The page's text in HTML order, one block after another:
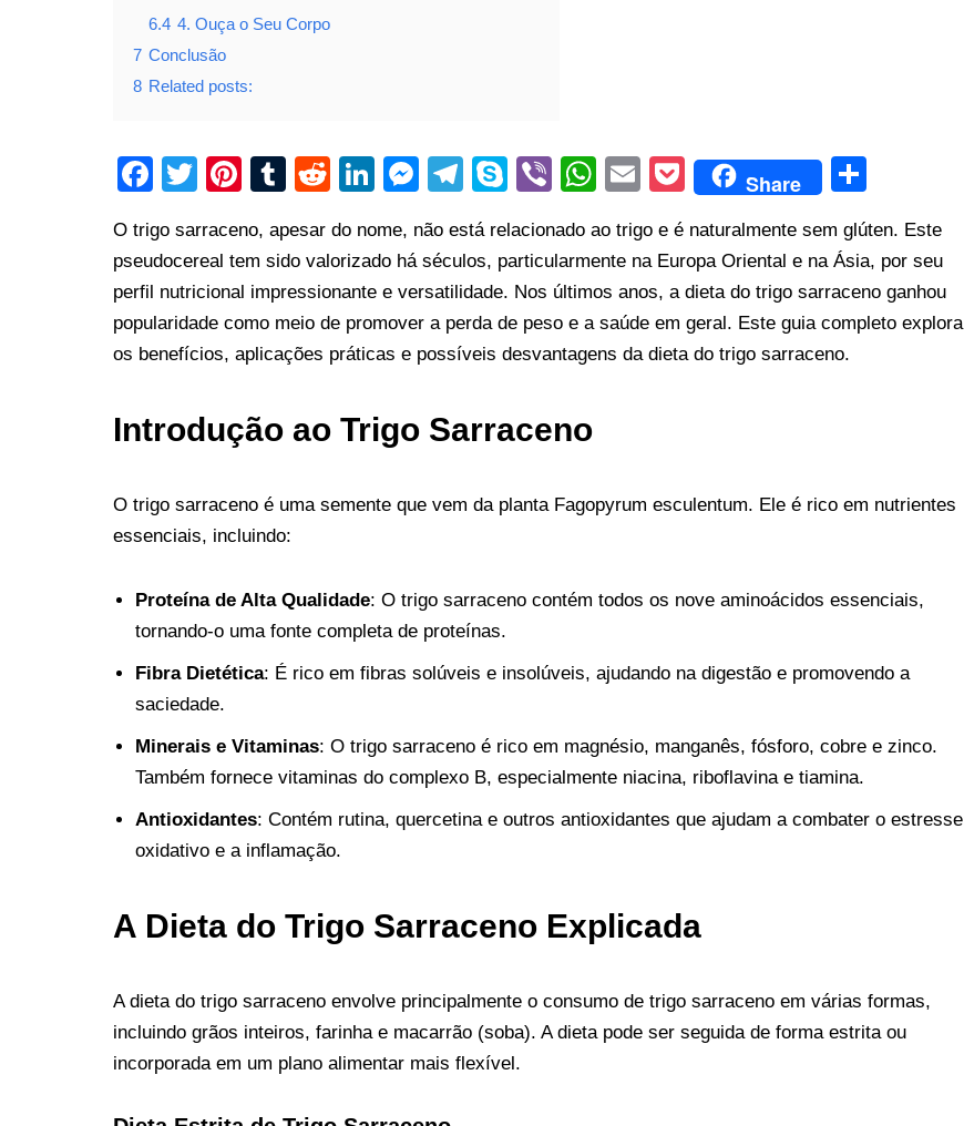
6.4 4. Ouça o Seu Corpo
7 Conclusão
8 Related posts:
F
c
e
b
o
k
T
tt
er
Pi
er
e
st
T
m
bl
r
R
d
di
t
Li
k
e
dI
n
M
ss
e
n
g
T
e
gr
a
m
S
p
e
Vi
er
W
at
s
A
p
E
ail
P
ck
et
Share
ar
e
O trigo sarraceno, apesar do nome, não está relacionado ao trigo e é naturalmente sem glúten. Este
pseudocereal tem sido valorizado há séculos, particularmente na Europa Oriental e na Ásia, por seu
perfil nutricional impressionante e versatilidade. Nos últimos anos, a dieta do trigo sarraceno ganhou
popularidade como meio de promover a perda de peso e a saúde em geral. Este guia completo explora
os benefícios, aplicações práticas e possíveis desvantagens da dieta do trigo sarraceno.
Introdução ao Trigo Sarraceno
O trigo sarraceno é uma semente que vem da planta Fagopyrum esculentum. Ele é rico em nutrientes
essenciais, incluindo:
Proteína de Alta Qualidade: O trigo sarraceno contém todos os nove aminoácidos essenciais,
tornando-o uma fonte completa de proteínas.
Fibra Dietética: É rico em fibras solúveis e insolúveis, ajudando na digestão e promovendo a
saciedade.
Minerais e Vitaminas: O trigo sarraceno é rico em magnésio, manganês, fósforo, cobre e zinco.
Também fornece vitaminas do complexo B, especialmente niacina, riboflavina e tiamina.
Antioxidantes: Contém rutina, quercetina e outros antioxidantes que ajudam a combater o estresse
oxidativo e a inflamação.
A Dieta do Trigo Sarraceno Explicada
A dieta do trigo sarraceno envolve principalmente o consumo de trigo sarraceno em várias formas,
incluindo grãos inteiros, farinha e macarrão (soba). A dieta pode ser seguida de forma estrita ou
incorporada em um plano alimentar mais flexível.